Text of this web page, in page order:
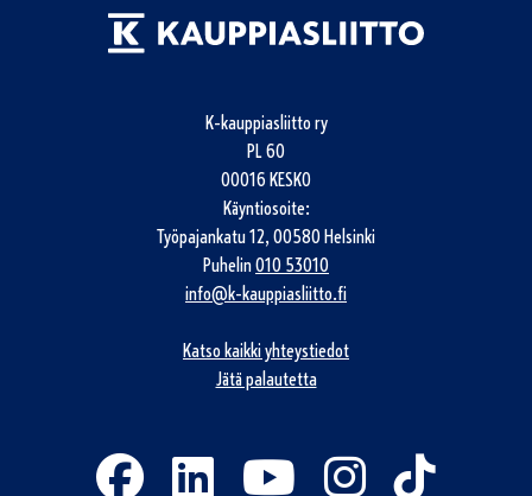
K-kauppiasliitto ry
PL 60
00016 KESKO
Käyntiosoite:
Työpajankatu 12, 00580 Helsinki
Puhelin010 53010
info@k-kauppiasliitto.fi
Katso kaikki yhteystiedot
Jätä palautetta